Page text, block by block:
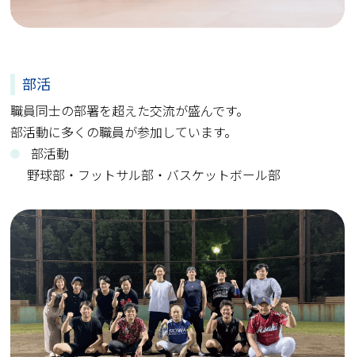
部活
職員同士の部署を超えた交流が盛んです。
部活動に多くの職員が参加しています。
部活動
野球部・フットサル部・バスケットボール部